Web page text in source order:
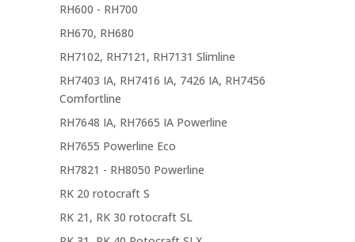
RH600 - RH700
RH670, RH680
RH7102, RH7121, RH7131 Slimline
RH7403 IA, RH7416 IA, 7426 IA, RH7456
Comfortline
RH7648 IA, RH7665 IA Powerline
RH7655 Powerline Eco
RH7821 - RH8050 Powerline
RK 20 rotocraft S
RK 21, RK 30 rotocraft SL